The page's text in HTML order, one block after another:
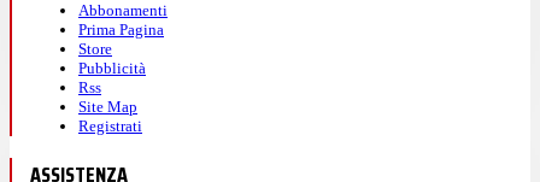
Abbonamenti
Prima Pagina
Store
Pubblicità
Rss
Site Map
Registrati
ASSISTENZA